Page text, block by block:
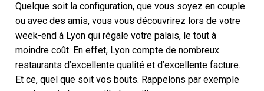
Quelque soit la configuration, que vous soyez en couple
ou avec des amis, vous vous découvrirez lors de votre
week-end à Lyon qui régale votre palais, le tout à
moindre coût. En effet, Lyon compte de nombreux
restaurants d’excellente qualité et d’excellente facture.
Et ce, quel que soit vos bouts. Rappelons par exemple